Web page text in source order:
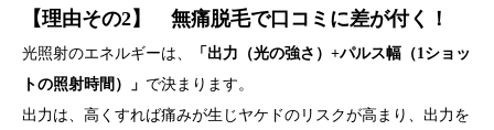
【理由その2】 無痛脱毛で口コミに差が付く！
光照射のエネルギーは、
「出力（光の強さ）+パルス幅（1ショッ
トの照射時間）」 で決まります。
出力は、高くすれば痛みが生じヤケドのリスクが高まり、出力を